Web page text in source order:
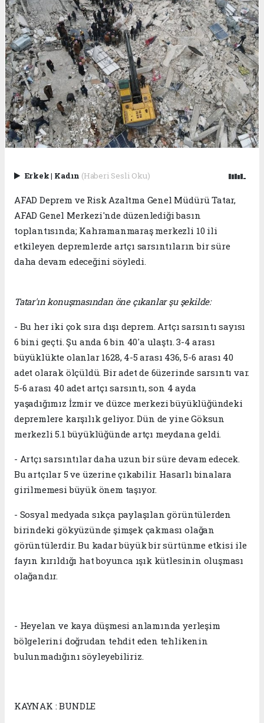
Erkek| Kadın (Haberi Sesli Oku)
AFAD Deprem ve Risk Azaltma Genel Müdürü Tatar,
AFAD Genel Merkezi'nde düzenlediği basın
toplantısında; Kahramanmaraş merkezli 10 ili
etkileyen depremlerde artçı sarsıntıların bir süre
daha devam edeceğini söyledi.
Tatar'ın konuşmasından öne çıkanlar şu şekilde:
- Bu her iki çok sıra dışı deprem. Artçı sarsıntı sayısı
6 bini geçti. Şu anda 6 bin 40'a ulaştı. 3-4 arası
büyüklükte olanlar 1628, 4-5 arası 436, 5-6 arası 40
adet olarak ölçüldü. Bir adet de 6üzerinde sarsıntı var.
5-6 arası 40 adet artçı sarsıntı, son 4 ayda
yaşadığımız İzmir ve düzce merkezi büyüklüğündeki
depremlere karşılık geliyor. Dün de yine Göksun
merkezli 5.1 büyüklüğünde artçı meydana geldi.
- Artçı sarsıntılar daha uzun bir süre devam edecek.
Bu artçılar 5 ve üzerine çıkabilir. Hasarlı binalara
girilmemesi büyük önem taşıyor.
- Sosyal medyada sıkça paylaşılan görüntülerden
birindeki gökyüzünde şimşek çakması olağan
görüntülerdir. Bu kadar büyük bir sürtünme etkisi ile
fayın kırıldığı hat boyunca ışık kütlesinin oluşması
olağandır.
- Heyelan ve kaya düşmesi anlamında yerleşim
bölgelerini doğrudan tehdit eden tehlikenin
bulunmadığını söyleyebiliriz.
KAYNAK : BUNDLE